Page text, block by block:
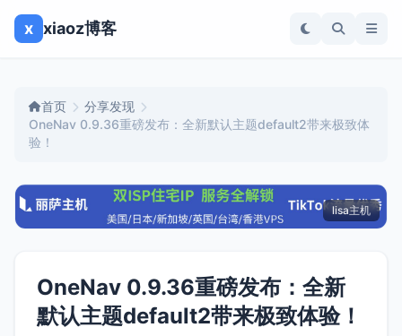
x xiaoz博客
首页
分享发现
OneNav 0.9.36重磅发布：全新默认主题default2带来极致体
验！
lisa主机
OneNav 0.9.36重磅发布：全新
默认主题default2带来极致体验！